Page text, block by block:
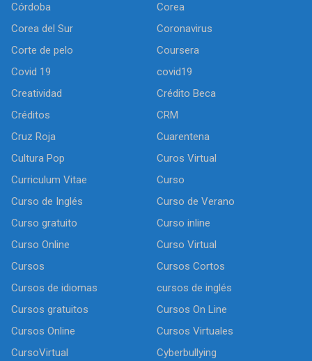
Córdoba
Corea
Corea del Sur
Coronavirus
Corte de pelo
Coursera
Covid 19
covid19
Creatividad
Crédito Beca
Créditos
CRM
Cruz Roja
Cuarentena
Cultura Pop
Curos Virtual
Curriculum Vitae
Curso
Curso de Inglés
Curso de Verano
Curso gratuito
Curso inline
Curso Online
Curso Virtual
Cursos
Cursos Cortos
Cursos de idiomas
cursos de inglés
Cursos gratuitos
Cursos On Line
Cursos Online
Cursos Virtuales
CursoVirtual
Cyberbullying